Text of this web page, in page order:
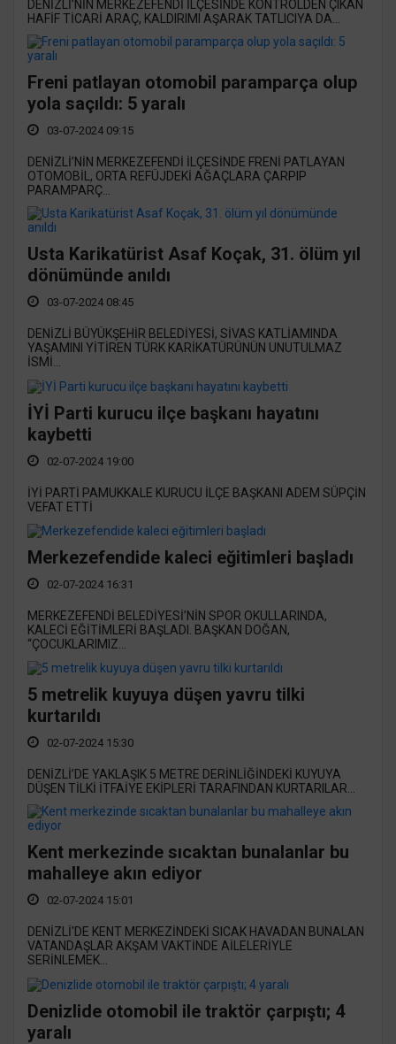
DENİZLİ’NİN MERKEZEFENDİ İLÇESİNDE KONTROLDEN ÇIKAN
HAFİF TİCARİ ARAÇ, KALDIRIMI AŞARAK TATLICIYA DA...
Freni patlayan otomobil paramparça olup
yola saçıldı: 5 yaralı
03-07-2024 09:15
DENİZLİ’NİN MERKEZEFENDİ İLÇESİNDE FRENİ PATLAYAN
OTOMOBİL, ORTA REFÜJDEKİ AĞAÇLARA ÇARPIP
PARAMPARÇ...
Usta Karikatürist Asaf Koçak, 31. ölüm yıl
dönümünde anıldı
03-07-2024 08:45
DENİZLİ BÜYÜKŞEHİR BELEDİYESİ, SİVAS KATLİAMINDA
YAŞAMINI YİTİREN TÜRK KARİKATÜRÜNÜN UNUTULMAZ
İSMİ...
İYİ Parti kurucu ilçe başkanı hayatını
kaybetti
02-07-2024 19:00
İYİ PARTİ PAMUKKALE KURUCU İLÇE BAŞKANI ADEM SÜPÇİN
VEFAT ETTİ
Merkezefendide kaleci eğitimleri başladı
02-07-2024 16:31
MERKEZEFENDİ BELEDİYESİ’NİN SPOR OKULLARINDA,
KALECİ EĞİTİMLERİ BAŞLADI. BAŞKAN DOĞAN,
“ÇOCUKLARIMIZ...
5 metrelik kuyuya düşen yavru tilki
kurtarıldı
02-07-2024 15:30
DENİZLİ’DE YAKLAŞIK 5 METRE DERİNLİĞİNDEKİ KUYUYA
DÜŞEN TİLKİ İTFAİYE EKİPLERİ TARAFINDAN KURTARILAR...
Kent merkezinde sıcaktan bunalanlar bu
mahalleye akın ediyor
02-07-2024 15:01
DENİZLİ'DE KENT MERKEZİNDEKİ SICAK HAVADAN BUNALAN
VATANDAŞLAR AKŞAM VAKTİNDE AİLELERİYLE
SERİNLEMEK...
Denizlide otomobil ile traktör çarpıştı; 4
yaralı